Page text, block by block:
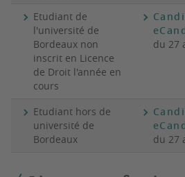
Etudiant de
l'université de
Bordeaux non
inscrit en Licence
de Droit l'année en
cours
du 27
Etudiant hors de
université de
Bordeaux
du 27